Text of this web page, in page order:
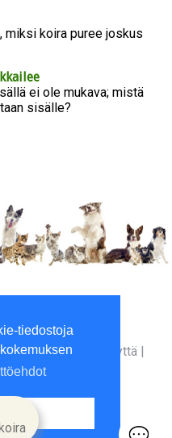
tiedostoja
koira puree joskus
ei ole mukava; mistä
sisälle?
to 9-16)
|Ota yhteyttä |